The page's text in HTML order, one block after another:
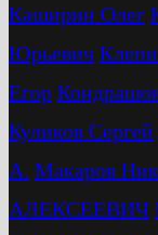
Каширин Олег
Юрьевич
Егор
Куликов Сергей
А. Макаров
АЛЕКСЕЕВИЧ